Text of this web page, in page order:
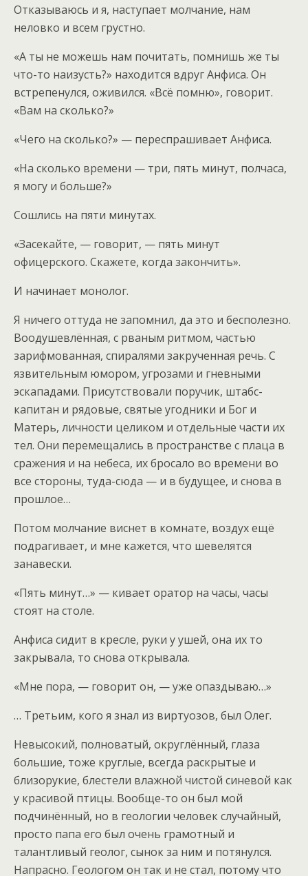
Отказываюсь и я, наступает молчание, нам
неловко и всем грустно.
«А ты не можешь нам почитать, помнишь же ты
что-то наизусть?» находится вдруг Анфиса. Он
встрепенулся, оживился. «Всё помню», говорит.
«Вам на сколько?»
«Чего на сколько?» — переспрашивает Анфиса.
«На сколько времени — три, пять минут, полчаса,
я могу и больше?»
Сошлись на пяти минутах.
«Засекайте, — говорит, — пять минут
офицерского. Скажете, когда закончить».
И начинает монолог.
Я ничего оттуда не запомнил, да это и бесполезно.
Воодушевлённая, с рваным ритмом, частью
зарифмованная, спиралями закрученная речь. С
язвительным юмором, угрозами и гневными
эскападами. Присутствовали поручик, штабс-
капитан и рядовые, святые угодники и Бог и
Матерь, личности целиком и отдельные части их
тел. Они перемещались в пространстве с плаца в
сражения и на небеса, их бросало во времени во
все стороны, туда-сюда — и в будущее, и снова в
прошлое…
Потом молчание виснет в комнате, воздух ещё
подрагивает, и мне кажется, что шевелятся
занавески.
«Пять минут…» — кивает оратор на часы, часы
стоят на столе.
Анфиса сидит в кресле, руки у ушей, она их то
закрывала, то снова открывала.
«Мне пора, — говорит он, — уже опаздываю…»
… Третьим, кого я знал из виртуозов, был Олег.
Невысокий, полноватый, округлённый, глаза
большие, тоже круглые, всегда раскрытые и
близорукие, блестели влажной чистой синевой как
у красивой птицы. Вообще-то он был мой
подчинённый, но в геологии человек случайный,
просто папа его был очень грамотный и
талантливый геолог, сынок за ним и потянулся.
Напрасно. Геологом он так и не стал, потому что